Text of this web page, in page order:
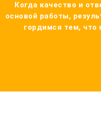
Когда качество и
основой работы,
гордимся тем, что